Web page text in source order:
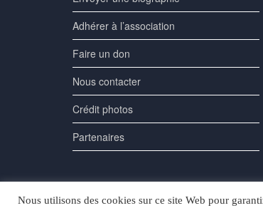
Adhérer à l’association
Faire un don
Nous contacter
Crédit photos
Partenaires
Nous utilisons des cookies sur ce site Web pour